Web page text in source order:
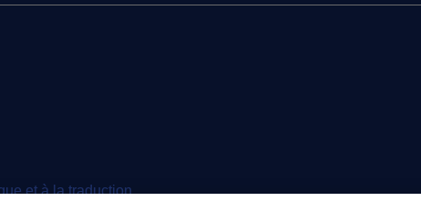
et à la traduction